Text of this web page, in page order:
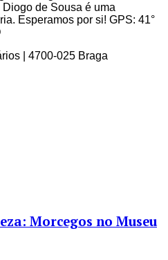
de Sousa é uma
Esperamos por si! GPS: 41°
| 4700-025 Braga
Morcegos no Museu